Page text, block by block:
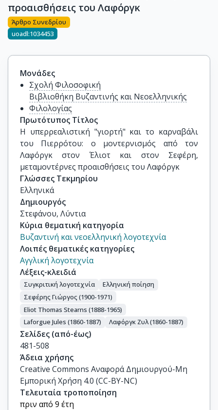
προαισθήσεις του Λαφόργκ
Άρθρο Συνεδρίου
uoadl:1034453
Μονάδες
Σχολή Φιλοσοφική
Βιβλιοθήκη Βυζαντινής και Νεοελληνικής
Φιλολογίας
Πρωτότυπος Τίτλος
Η υπερρεαλιστική "γιορτή" και το καρναβάλι
του Πιερρότου: ο μοντερνισμός από τον
Λαφόργκ στον Έλιοτ και στον Σεφέρη,
μεταμοντέρνες προαισθήσεις του Λαφόργκ
Γλώσσες Τεκμηρίου
Ελληνικά
Δημιουργός
Στεφάνου, Λύντια
Κύρια θεματική κατηγορία
Βυζαντινή και νεοελληνική λογοτεχνία
Λοιπές θεματικές κατηγορίες
Αγγλική λογοτεχνία
Λέξεις-κλειδιά
Συγκριτική λογοτεχνία
Ελληνική ποίηση
Σεφέρης Γιώργος (1900-1971)
Eliot Thomas Stearns (1888-1965)
Laforgue Jules (1860-1887)
Λαφόργκ Ζυλ (1860-1887)
Σελίδες (από-έως)
481-508
Άδεια χρήσης
Creative Commons Αναφορά Δημιουργού-Μη
Εμπορική Χρήση 4.0 (CC-BY-NC)
Τελευταία τροποποίηση
πριν από 9 έτη